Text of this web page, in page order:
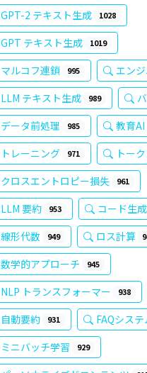
GPT-2 テキスト生成 1028
GPT テキスト生成 1019
マルコフ連鎖 995 エン
LLM テキスト生成 989
データ前処理 985 教育AI
トレーニング 971 トー
クロスエントロピー損失 961
LLM 要約 953 コード生成
線形代数 949 ロス計算
数学的アプローチ 945
NLP トランスフォーマー 938
自動要約 931 FAQシステ
ミニバッチ学習 929